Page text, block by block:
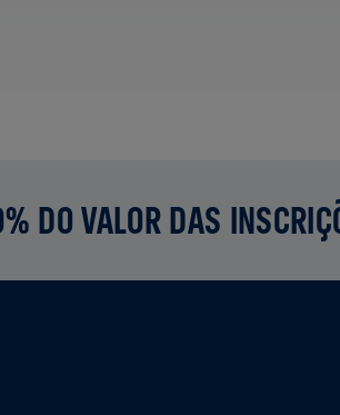
DO VALOR DAS